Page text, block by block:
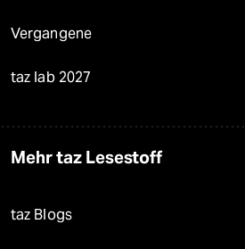
Vergangene
taz lab 2027
Mehr taz Lesestoff
taz Blogs